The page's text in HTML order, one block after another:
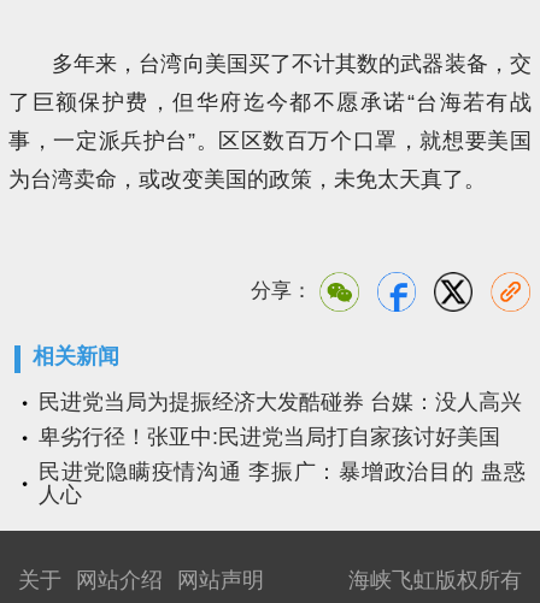
多年来，台湾向美国买了不计其数的武器装备，交
了巨额保护费，但华府迄今都不愿承诺“台海若有战
事，一定派兵护台”。区区数百万个口罩，就想要美国
为台湾卖命，或改变美国的政策，未免太天真了。
分享：
相关新闻
民进党当局为提振经济大发酷碰券 台媒：没人高兴
卑劣行径！张亚中:民进党当局打自家孩讨好美国
民进党隐瞒疫情沟通 李振广：暴增政治目的 蛊惑
人心
海峡飞虹版权所有
关于 网站介绍 网站声明